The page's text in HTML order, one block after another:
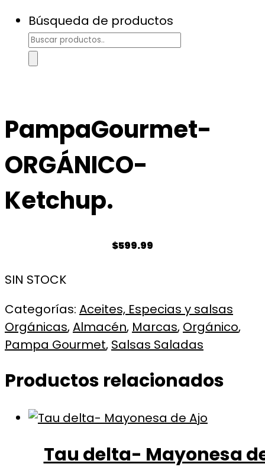
Búsqueda de productos
PampaGourmet-
ORGÁNICO-
Ketchup.
$599.99
SIN STOCK
Categorías: Aceites, Especias y salsas
Orgánicas,Almacén, Marcas, Orgánico,
Pampa Gourmet, Salsas Saladas
Productos relacionados
Tau delta- Mayonesa